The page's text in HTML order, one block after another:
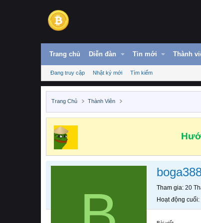
Trang chủ Diễn đàn Tin mới Thành
Đang truy cập Nhật ký mới Tìm kiếm
Trang Chủ Thành Viên
Tham gia 20
Hoạt động cuối